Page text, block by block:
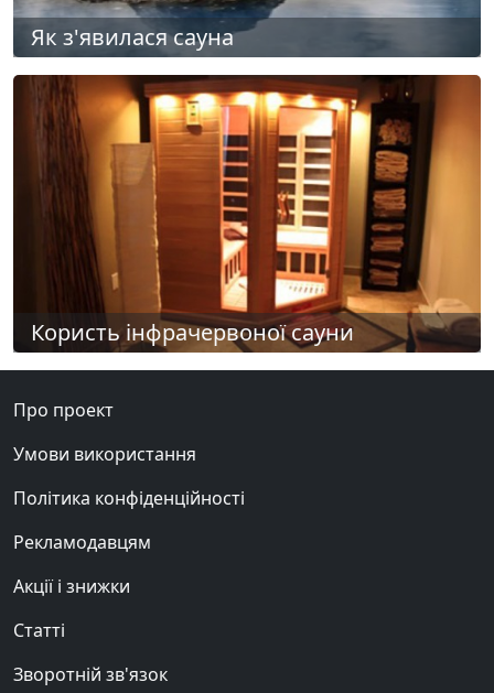
Як з'явилася сауна
Користь інфрачервоної сауни
Про проект
Умови використання
Політика конфіденційності
Рекламодавцям
Акції і знижки
Статті
Зворотній зв'язок